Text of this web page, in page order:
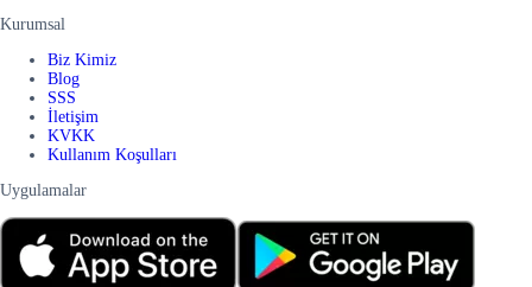
Kurumsal
Biz Kimiz
Blog
SSS
İletişim
KVKK
Kullanım Koşulları
Uygulamalar